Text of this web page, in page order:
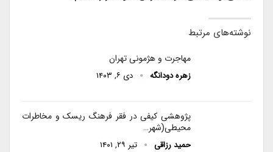
نوشته‌های مرتبط
مهاجرت‌ و هژمونی تهران
زهره دودانگه دی ۶, ۱۴۰۳
پژوهشی کیفی در فقر فرهنگ ریسک و مخاطرات
محیطی(شهر…
حمید رزاقی تیر ۲۹, ۱۴۰۱